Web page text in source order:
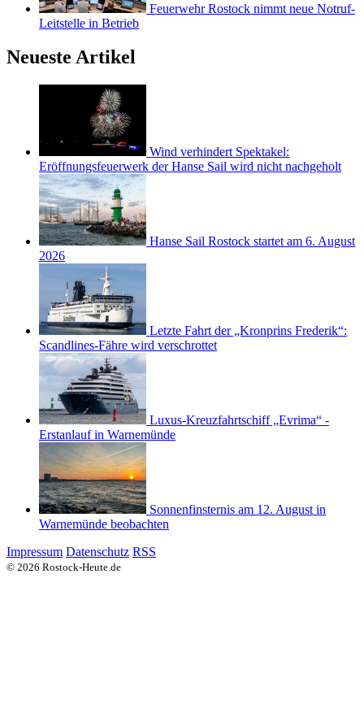
Feuerwehr Rostock nimmt neue Notruf-
Leitstelle in Betrieb
Neueste Artikel
Wind verhindert Spektakel:
Eröffnungsfeuerwerk der Hanse Sail wird nicht nachgeholt
Hanse Sail Rostock startet am 6. August
2026
Letzte Fahrt der „Kronprins Frederik“:
Scandlines-Fähre wird verschrottet
Luxus-Kreuzfahrtschiff „Evrima“ -
Erstanlauf in Warnemünde
Sonnenfinsternis am 12. August in
Warnemünde beobachten
Impressum Datenschutz RSS
© 2026 Rostock-Heute.de